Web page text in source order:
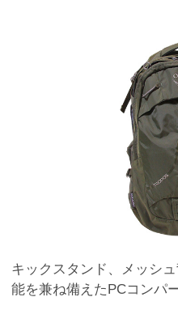
キックスタンド、メッシ
能を兼ね備えたPCコンパ